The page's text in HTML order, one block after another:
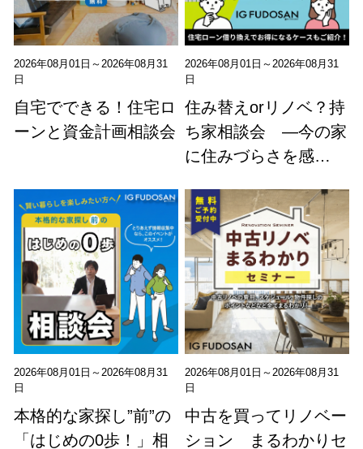
2026年08月01日～2026年08月31
日
自宅でできる！住宅ロ
ーンと資金計画相談会
2026年08月01日～2026年08月31
日
住み替えorリノベ？持
ち家相談会 ―今の家
に住みづらさを感…
2026年08月01日～2026年08月31
日
本格的な家探し”前”の
「はじめの0歩！」相
2026年08月01日～2026年08月31
日
中古を買ってリノベー
ション まるわかりセ